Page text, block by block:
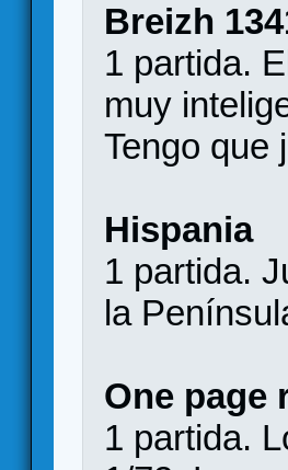
Breizh
1 partida.
muy
Tengo que
Hispania
1 partida.
la
One page
1 partida.